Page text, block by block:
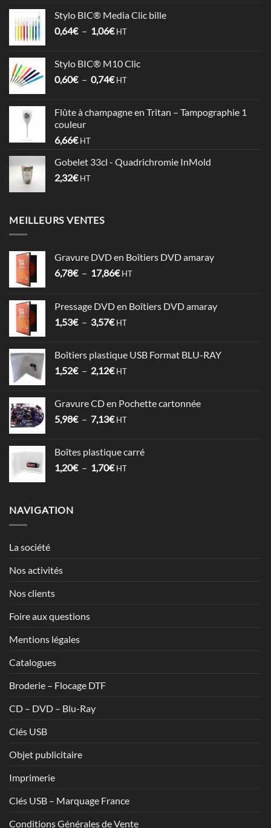
3,58€
à
Stylo BIC® Media Clic bille
0,64€ – 1,06€Plage
0,64€
à
HT
Stylo BIC® M10 Clic
0,60€ – 0,74€Plage
0,60€
HT
Flûte à champagne en Tritan – Tampographie 1
couleur
6,66€ HT
Gobelet 33cl - Quadrichromie InMold
2,32€ HT
MEILLEURS VENTES
Gravure DVD en Boîtiers DVD amaray
6,78€ – 17,86€Plage
6,78€
à
HT
Pressage DVD en Boîtiers DVD amaray
1,53€ – 3,57€Plage
1,53€
à
HT
Boîtiers plastique USB Format BLU-RAY
1,52€ – 2,12€Plage
1,52€
à
HT
Gravure CD en Pochette cartonnée
5,98€ – 7,13€Plage
5,98€
à
HT
Boîtes plastique carré
1,20€ – 1,70€Plage
HT
NAVIGATION
La société
Nos activités
Nos clients
Foire aux questions
Mentions légales
Catalogues
Broderie – Flocage DTF
CD – DVD – Blu-Ray
Clés USB
Objet publicitaire
Imprimerie
Clés USB – Marquage France
Conditions Générales de Vente